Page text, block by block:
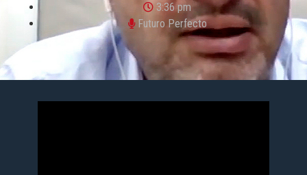
3:36 pm
Futuro Perfecto